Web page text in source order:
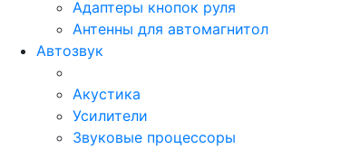
Адаптеры кнопок руля
Антенны для автомагнитол
Автозвук
Акустика
Усилители
Звуковые процессоры